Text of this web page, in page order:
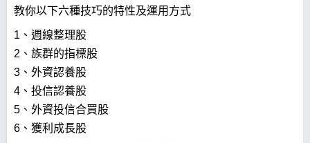
教你以下六種技巧的特性及運用方式
1、週線整理股
2、族群的指標股
3、外資認養股
4、投信認養股
5、外資投信合買股
6、獲利成長股